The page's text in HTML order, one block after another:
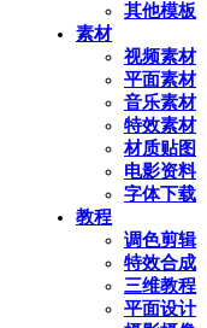
其他模板
素材
视频素材
平面素材
音乐素材
特效素材
材质贴图
电影资料
字体下载
教程
调色剪辑
特效合成
三维教程
平面设计